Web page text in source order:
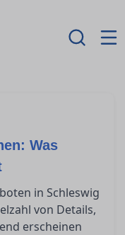
Was
in Schleswig
von Details,
erscheinen